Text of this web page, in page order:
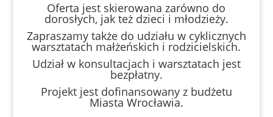
Oferta jest skierowana zarówno do
dorosłych, jak też dzieci i młodzieży.
Zapraszamy także do udziału w cyklicznych
warsztatach małżeńskich i rodzicielskich.
Udział w konsultacjach i warsztatach jest
bezpłatny.
Projekt jest dofinansowany z budżetu
Miasta Wrocławia.